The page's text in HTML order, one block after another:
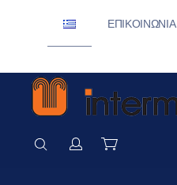
ΕΠΙΚΟΙΝΩΝΊΑ